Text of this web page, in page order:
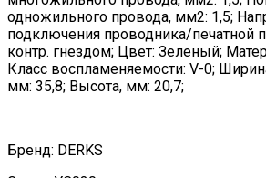
одножильного провода, мм2: 1,5;
подключения проводника/печатной
контр. гнездом; Цвет: Зеленый;
Класс воспламеняемости: V-0;
мм: 35,8; Высота, мм: 20,7;
Бренд: DERKS